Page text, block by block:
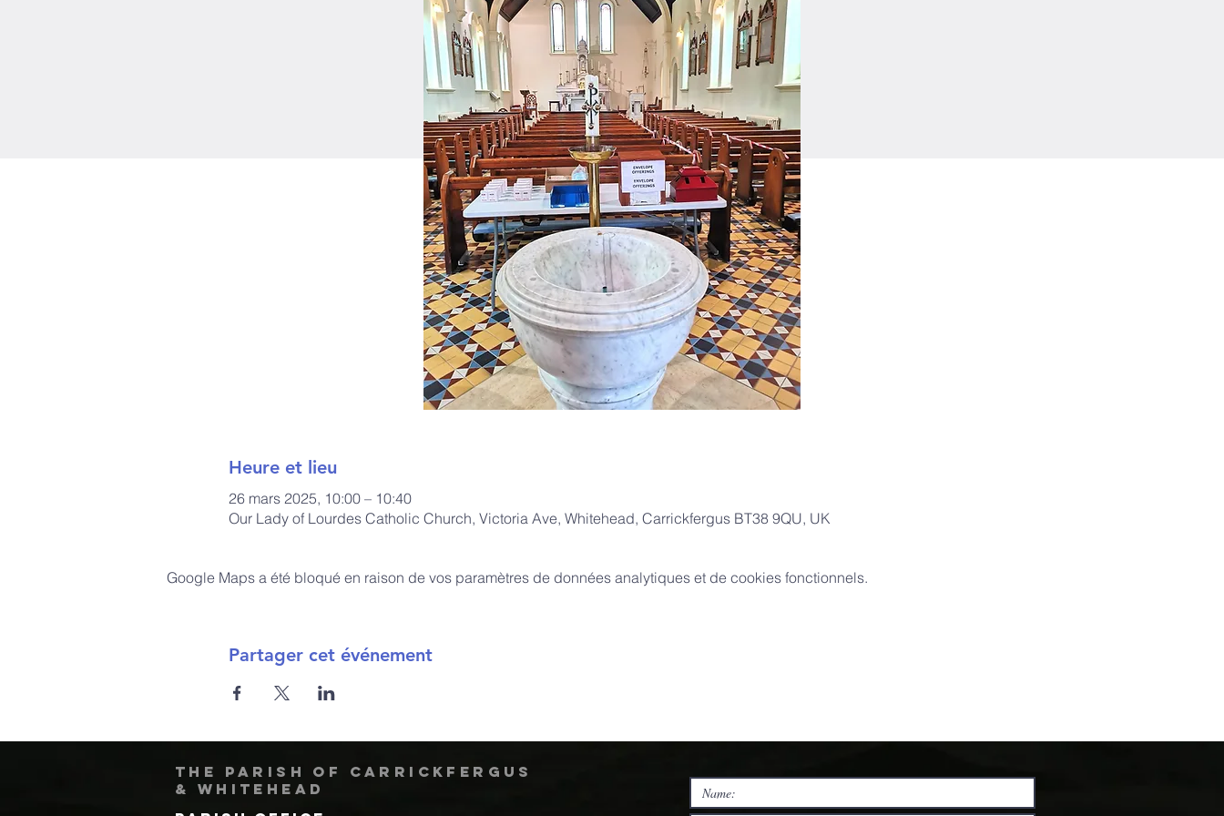
Heure et lieu
26 mars 2025, 10:00 – 10:40
Our Lady of Lourdes Catholic Church, Victoria Ave, Whitehead, Carrickfergus BT38 9QU, UK
Google Maps a été bloqué en raison de vos paramètres de données analytiques et de cookies fonctionnels.
Partager cet événement
The Parish of Carrickfergus
& Whitehead